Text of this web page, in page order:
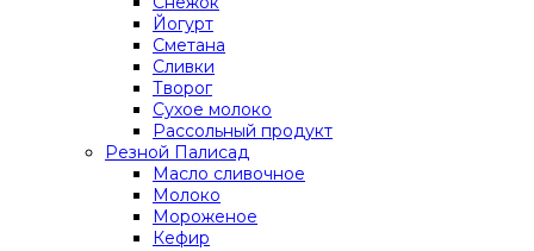
Йогурт
Сметана
Сливки
Творог
Сухое молоко
Рассольный продукт
Резной Палисад
Масло сливочное
Молоко
Мороженое
Кефир